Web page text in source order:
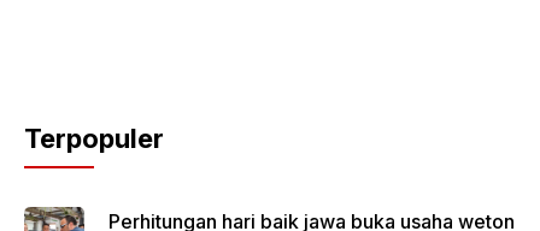
Terpopuler
Perhitungan hari baik jawa buka usaha weton